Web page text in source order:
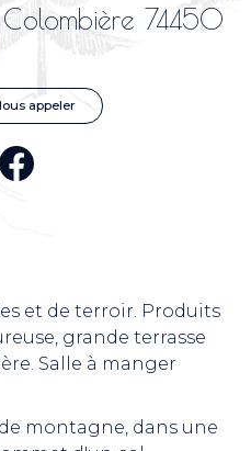
74450
appeler
et de terroir. Produits
grande terrasse
Salle à manger
montagne, dans une